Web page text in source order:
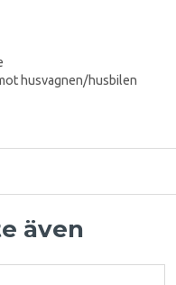
husvagnen/husbilen
även